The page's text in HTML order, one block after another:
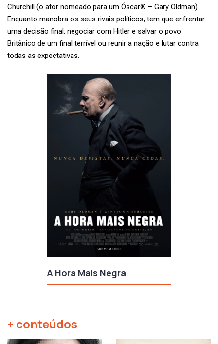
A Hora Mais Negra
Churchill (o ator nomeado para um Óscar® – Gary Oldman).
Enquanto manobra os seus rivais políticos, tem que enfrentar
uma decisão final: negociar com Hitler e salvar o povo
Britânico de um final terrível ou reunir a nação e lutar contra
todas as expectativas.
+ conteúdos